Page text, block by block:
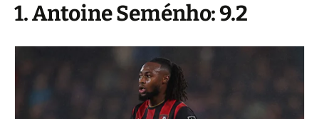
1. Antoine Seménho: 9.2